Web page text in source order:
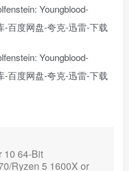
64-Bit
5 1600X or